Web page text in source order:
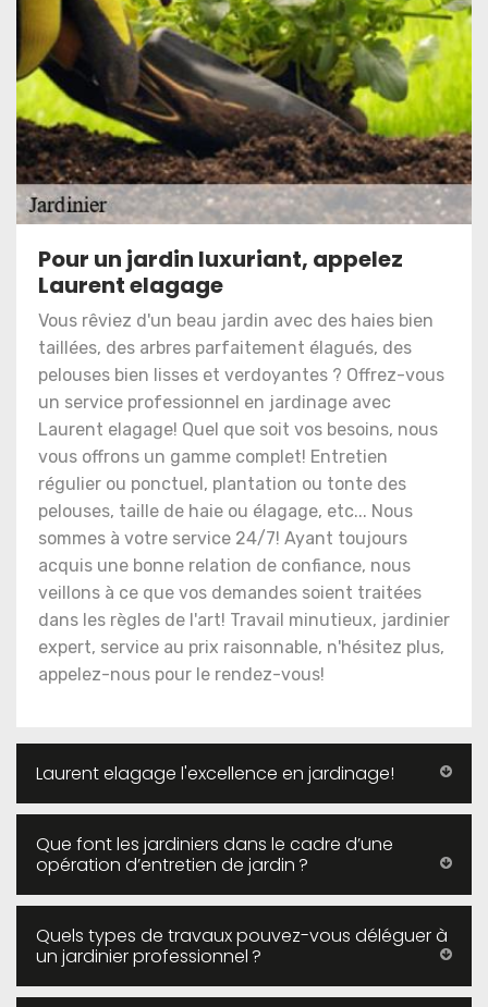
Pour un jardin luxuriant, appelez
Laurent elagage
Vous rêviez d'un beau jardin avec des haies bien
taillées, des arbres parfaitement élagués, des
pelouses bien lisses et verdoyantes ? Offrez-vous
un service professionnel en jardinage avec
Laurent elagage! Quel que soit vos besoins, nous
vous offrons un gamme complet! Entretien
régulier ou ponctuel, plantation ou tonte des
pelouses, taille de haie ou élagage, etc... Nous
sommes à votre service 24/7! Ayant toujours
acquis une bonne relation de confiance, nous
veillons à ce que vos demandes soient traitées
dans les règles de l'art! Travail minutieux, jardinier
expert, service au prix raisonnable, n'hésitez plus,
appelez-nous pour le rendez-vous!
Laurent elagage l'excellence en jardinage!
Que font les jardiniers dans le cadre d’une
opération d’entretien de jardin ?
Quels types de travaux pouvez-vous déléguer à
un jardinier professionnel ?